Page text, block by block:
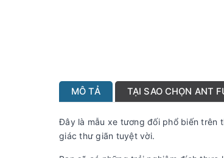
MÔ TẢ TẠI SAO CHỌN ANT
Đây là mẫu xe tương đối phổ biến trên
giác thư giãn tuyệt vời.